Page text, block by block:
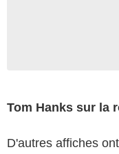
Tom Hanks sur la
D'autres affiches